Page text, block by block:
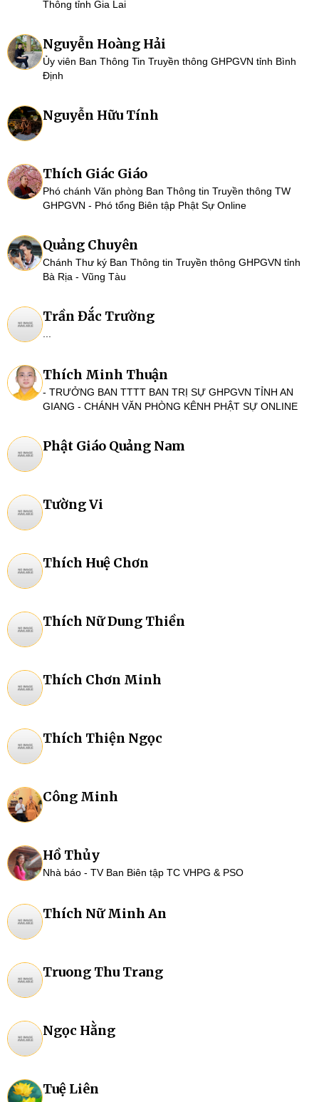
Thông tỉnh Gia Lai
Nguyễn Hoàng Hải
Ủy viên Ban Thông Tin Truyền thông GHPGVN tỉnh Bình
Định
Nguyễn Hữu Tính
Thích Giác Giáo
Phó chánh Văn phòng Ban Thông tin Truyền thông TW
GHPGVN - Phó tổng Biên tập Phật Sự Online
Quảng Chuyên
Chánh Thư ký Ban Thông tin Truyền thông GHPGVN tỉnh
Bà Rịa - Vũng Tàu
Trần Đắc Trường
Thích Minh Thuận
- TRƯỞNG BAN TTTT BAN TRỊ SỰ GHPGVN TỈNH AN
GIANG - CHÁNH VĂN PHÒNG KÊNH PHẬT SỰ ONLINE
Phật Giáo Quảng Nam
Tường Vi
Thích Huệ Chơn
Thích Nữ Dung Thiền
Thích Chơn Minh
Thích Thiện Ngọc
Công Minh
Hồ Thủy
Nhà báo - TV Ban Biên tập TC VHPG & PSO
Thích Nữ Minh An
Truong Thu Trang
Ngọc Hằng
Tuệ Liên